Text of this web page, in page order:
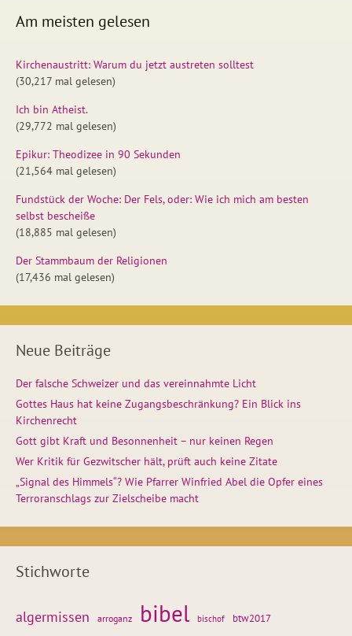
Am meisten gelesen
Kirchenaustritt: Warum du jetzt austreten solltest
(30,217 mal gelesen)
Ich bin Atheist.
(29,772 mal gelesen)
Epikur: Theodizee in 90 Sekunden
(21,564 mal gelesen)
Fundstück der Woche: Der Fels, oder: Wie ich mich am besten
selbst bescheiße
(18,885 mal gelesen)
Der Stammbaum der Religionen
(17,436 mal gelesen)
Neue Beiträge
Der falsche Schweizer und das vereinnahmte Licht
Gottes Haus hat keine Zugangsbeschränkung? Ein Blick ins
Kirchenrecht
Gott gibt Kraft und Besonnenheit – nur keinen Regen
Wer Kritik für Gezwitscher hält, prüft auch keine Zitate
„Signal des Himmels“? Wie Pfarrer Winfried Abel die Opfer eines
Terroranschlags zur Zielscheibe macht
Stichworte
algermissen arroganz bibel bischof btw2017